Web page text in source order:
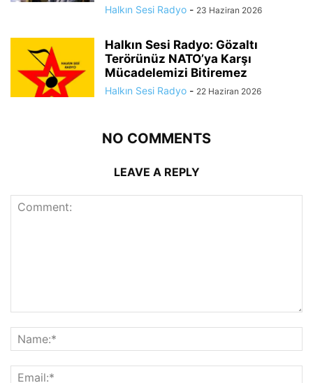
Halkın Sesi Radyo - 23 Haziran 2026
Halkın Sesi Radyo: Gözaltı
Terörünüz NATO’ya Karşı
Mücadelemizi Bitiremez
Halkın Sesi Radyo - 22 Haziran 2026
NO COMMENTS
LEAVE A REPLY